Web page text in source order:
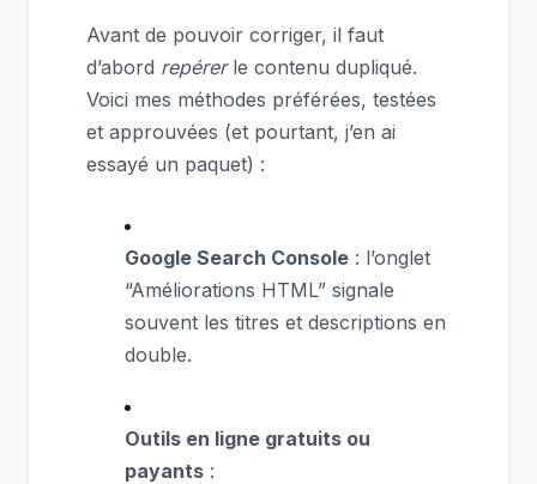
Avant de pouvoir corriger, il faut
d’abord repérerle contenu dupliqué.
Voici mes méthodes préférées, testées
et approuvées (et pourtant, j’en ai
essayé un paquet) :
Google Search Console : l’onglet
“Améliorations HTML” signale
souvent les titres et descriptions en
double.
Outils en ligne gratuits ou
payants :